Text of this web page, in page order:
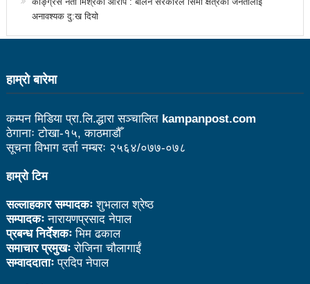
in Indian Ocean Rim countries was successfully
दारी ग्याङ फुटसल प्रतियोगिताको टिम दर्ता फारम खुल्यो
नेपालको आर्थिक सामाजिक विकास नै चीनको उत्कट चाहना
जोड
१५ दिनमा ३१ वटा युट्युबलगायतका सामाजिक सञ्जाल
काउन्सिलको कारबाहीमा
अनावश्यक दु:ख दियो
हाम्राे बारेमा
कम्पन मिडिया प्रा.लि.द्धारा सञ्चालित kampanpost.com
ठेगानाः टोखा-१५, काठमाडौँ
सूचना विभाग दर्ता नम्बरः २५६४/०७७-०७८
हाम्रो टिम
सल्लाहकार सम्पादकःशुभलाल श्रेष्ठ
सम्पादकःनारायणप्रसाद नेपाल
प्रबन्ध निर्देशकःभिम ढकाल
समाचार प्रमुखःरोजिना चौलागाईं
सम्वाददाताःप्रदिप नेपाल